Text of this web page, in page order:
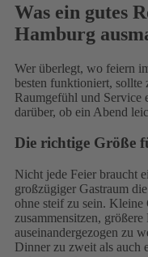
Was ein gutes
Hamburg
Wer überlegt, wo feiern
besten funktioniert, sollte
Raumgefühl und Service
darüber, ob ein Abend
Die richtige Größe
Nicht jede Feier braucht
großzügiger Gastraum
ohne steif zu sein.
zusammensitzen,
auseinandergezogen zu
Dinner zu zweit als auch